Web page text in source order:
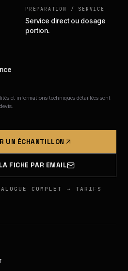
PRÉPARATION / SERVICE
Service direct ou dosage
portion.
et informations techniques détaillées sont
UN ÉCHANTILLON
FICHE PAR EMAIL
COMPLET → TARIFS